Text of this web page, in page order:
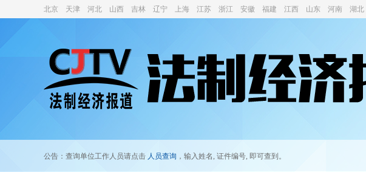
北京 天津 河北 山西 吉林 辽宁 上海 江苏 浙江 安徽 福建 江西 山东 河南 湖北
公告：查询单位工作人员请点击 人员查询 ，输入姓名, 证件编号, 即可查到。